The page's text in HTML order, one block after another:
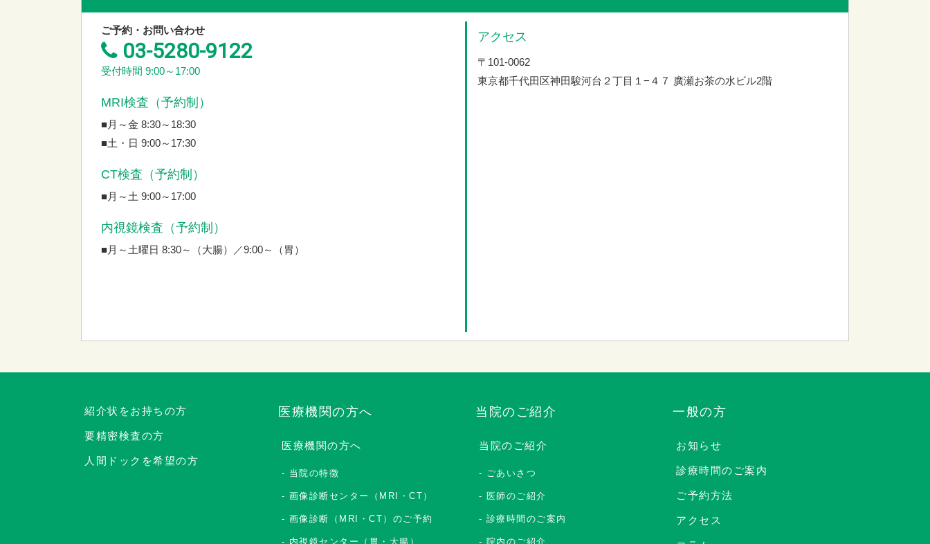
ご予約・お問い合わせ
03-5280-9122
受付時間 9:00～17:00
MRI検査（予約制）
■月～金 8:30～18:30
■土・日 9:00～17:30
CT検査（予約制）
■月～土 9:00～17:00
内視鏡検査（予約制）
■月～土曜日 8:30～（大腸）／9:00～（胃）
アクセス
〒101-0062
東京都千代田区神田駿河台２丁目１−４７ 廣瀬お茶の水ビル2階
紹介状をお持ちの方
要精密検査の方
人間ドックを希望の方
医療機関の方へ
医療機関の方へ
当院の特徴
画像診断センター（MRI・CT）
画像診断（MRI・CT）のご予約
内視鏡センター（胃・大腸）
当院のご紹介
当院のご紹介
ごあいさつ
医師のご紹介
診療時間のご案内
院内のご紹介
一般の方
お知らせ
診療時間のご案内
ご予約方法
アクセス